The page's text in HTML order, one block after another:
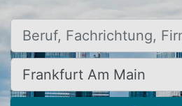
Beruf, Fachrichtung, Firma
Ort, Stadt